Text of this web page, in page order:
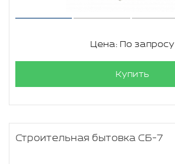
Цена: По запросу
Купить
Строительная бытовка СБ-7